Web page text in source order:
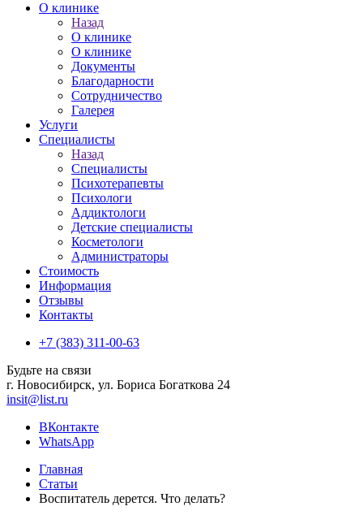
О клинике
Назад
О клинике
О клинике
Документы
Благодарности
Сотрудничество
Галерея
Услуги
Специалисты
Назад
Специалисты
Психотерапевты
Психологи
Аддиктологи
Детские специалисты
Косметологи
Администраторы
Стоимость
Информация
Отзывы
Контакты
+7 (383) 311-00-63
Будьте на связи
г. Новосибирск, ул. Бориса Богаткова 24
insit@list.ru
ВКонтакте
WhatsApp
Главная
Статьи
Воспитатель дерется. Что делать?